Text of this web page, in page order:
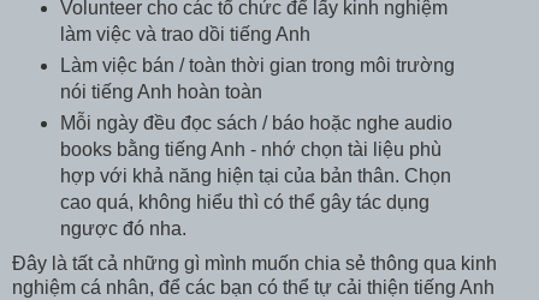
Volunteer cho các tổ chức để lấy kinh nghiệm
làm việc và trao dồi tiếng Anh
Làm việc bán / toàn thời gian trong môi trường
nói tiếng Anh hoàn toàn
Mỗi ngày đều đọc sách / báo hoặc nghe audio
books bằng tiếng Anh - nhớ chọn tài liệu phù
hợp với khả năng hiện tại của bản thân. Chọn
cao quá, không hiểu thì có thể gây tác dụng
ngược đó nha.
Đây là tất cả những gì mình muốn chia sẻ thông qua kinh
nghiệm cá nhân, để các bạn có thể tự cải thiện tiếng Anh